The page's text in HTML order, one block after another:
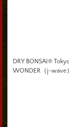
DRY BONSAI®
WONDER（j-wave